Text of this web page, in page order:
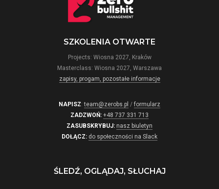
SZKOLENIA OTWARTE
Projects: Wiosna 2027, Kraków
Masterclass: Wiosna 2027, Warszawa
zapisy, progam, pozostałe informacje
NAPISZ:team@zerobs.pl / formularz
ZADZWOŃ: +48 737 331 713
ZASUBSKRYBUJ: nasz biuletyn
DOŁĄCZ: do społeczności na Slack
ŚLEDŹ, OGLĄDAJ, SŁUCHAJ